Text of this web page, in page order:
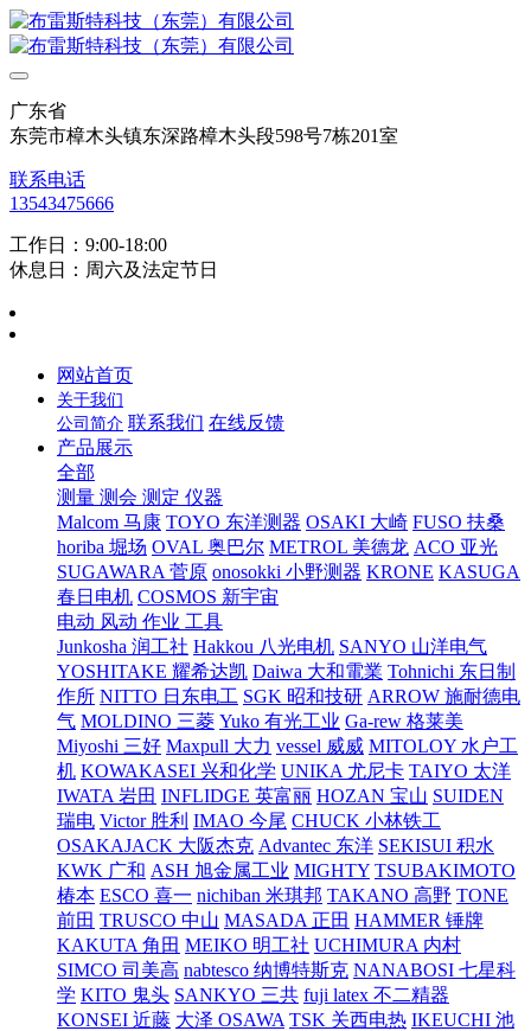
广东省
东莞市樟木头镇东深路樟木头段598号7栋201室
联系电话
13543475666
工作日：9:00-18:00
休息日：周六及法定节日
网站首页
关于我们
公司简介 联系我们 在线反馈
产品展示
全部
测量 测会 测定 仪器
Malcom 马康 TOYO 东洋测器 OSAKI 大崎 FUSO 扶桑
horiba 堀场 OVAL 奥巴尔 METROL 美德龙 ACO 亚光
SUGAWARA 菅原 onosokki 小野测器 KRONE KASUGA
春日电机 COSMOS 新宇宙
电动 风动 作业 工具
Junkosha 润工社 Hakkou 八光电机 SANYO 山洋电气
YOSHITAKE 耀希达凯 Daiwa 大和電業 Tohnichi 东日制
作所 NITTO 日东电工 SGK 昭和技研 ARROW 施耐德电
气 MOLDINO 三菱 Yuko 有光工业 Ga-rew 格莱美
Miyoshi 三好 Maxpull 大力 vessel 威威 MITOLOY 水户工
机 KOWAKASEI 兴和化学 UNIKA 尤尼卡 TAIYO 太洋
IWATA 岩田 INFLIDGE 英富丽 HOZAN 宝山 SUIDEN
瑞电 Victor 胜利 IMAO 今尾 CHUCK 小林铁工
OSAKAJACK 大阪杰克 Advantec 东洋 SEKISUI 积水
KWK 广和 ASH 旭金属工业 MIGHTY TSUBAKIMOTO
椿本 ESCO 喜一 nichiban 米琪邦 TAKANO 高野 TONE
前田 TRUSCO 中山 MASADA 正田 HAMMER 锤牌
KAKUTA 角田 MEIKO 明工社 UCHIMURA 内村
SIMCO 司美高 nabtesco 纳博特斯克 NANABOSI 七星科
学 KITO 鬼头 SANKYO 三共 fuji latex 不二精器
KONSEI 近藤 大泽 OSAWA TSK 关西电热 IKEUCHI 池